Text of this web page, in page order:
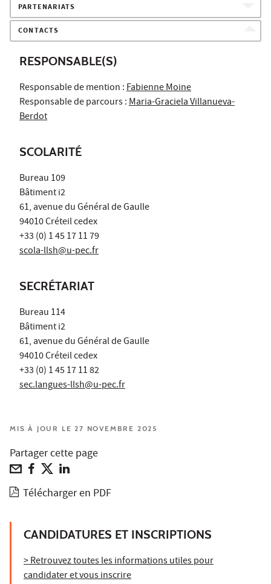
PARTENARIATS
CONTACTS
RESPONSABLE(S)
Responsable de mention :Fabienne Moine
Responsable de parcours :Maria-Graciela Villanueva-
Berdot
SCOLARITÉ
Bureau 109
Bâtiment i2
61, avenue du Général de Gaulle
94010 Créteil cedex
+33 (0) 1 45 17 11 79
scola-llsh@u-pec.fr
SECRÉTARIAT
Bureau 114
Bâtiment i2
61, avenue du Général de Gaulle
94010 Créteil cedex
+33 (0) 1 45 17 11 82
sec.langues-llsh@u-pec.fr
MIS À JOUR LE 27 NOVEMBRE 2025
Partager cette page
Télécharger en PDF
CANDIDATURES ET INSCRIPTIONS
> Retrouvez toutes les informations utiles pour
candidater et vous inscrire